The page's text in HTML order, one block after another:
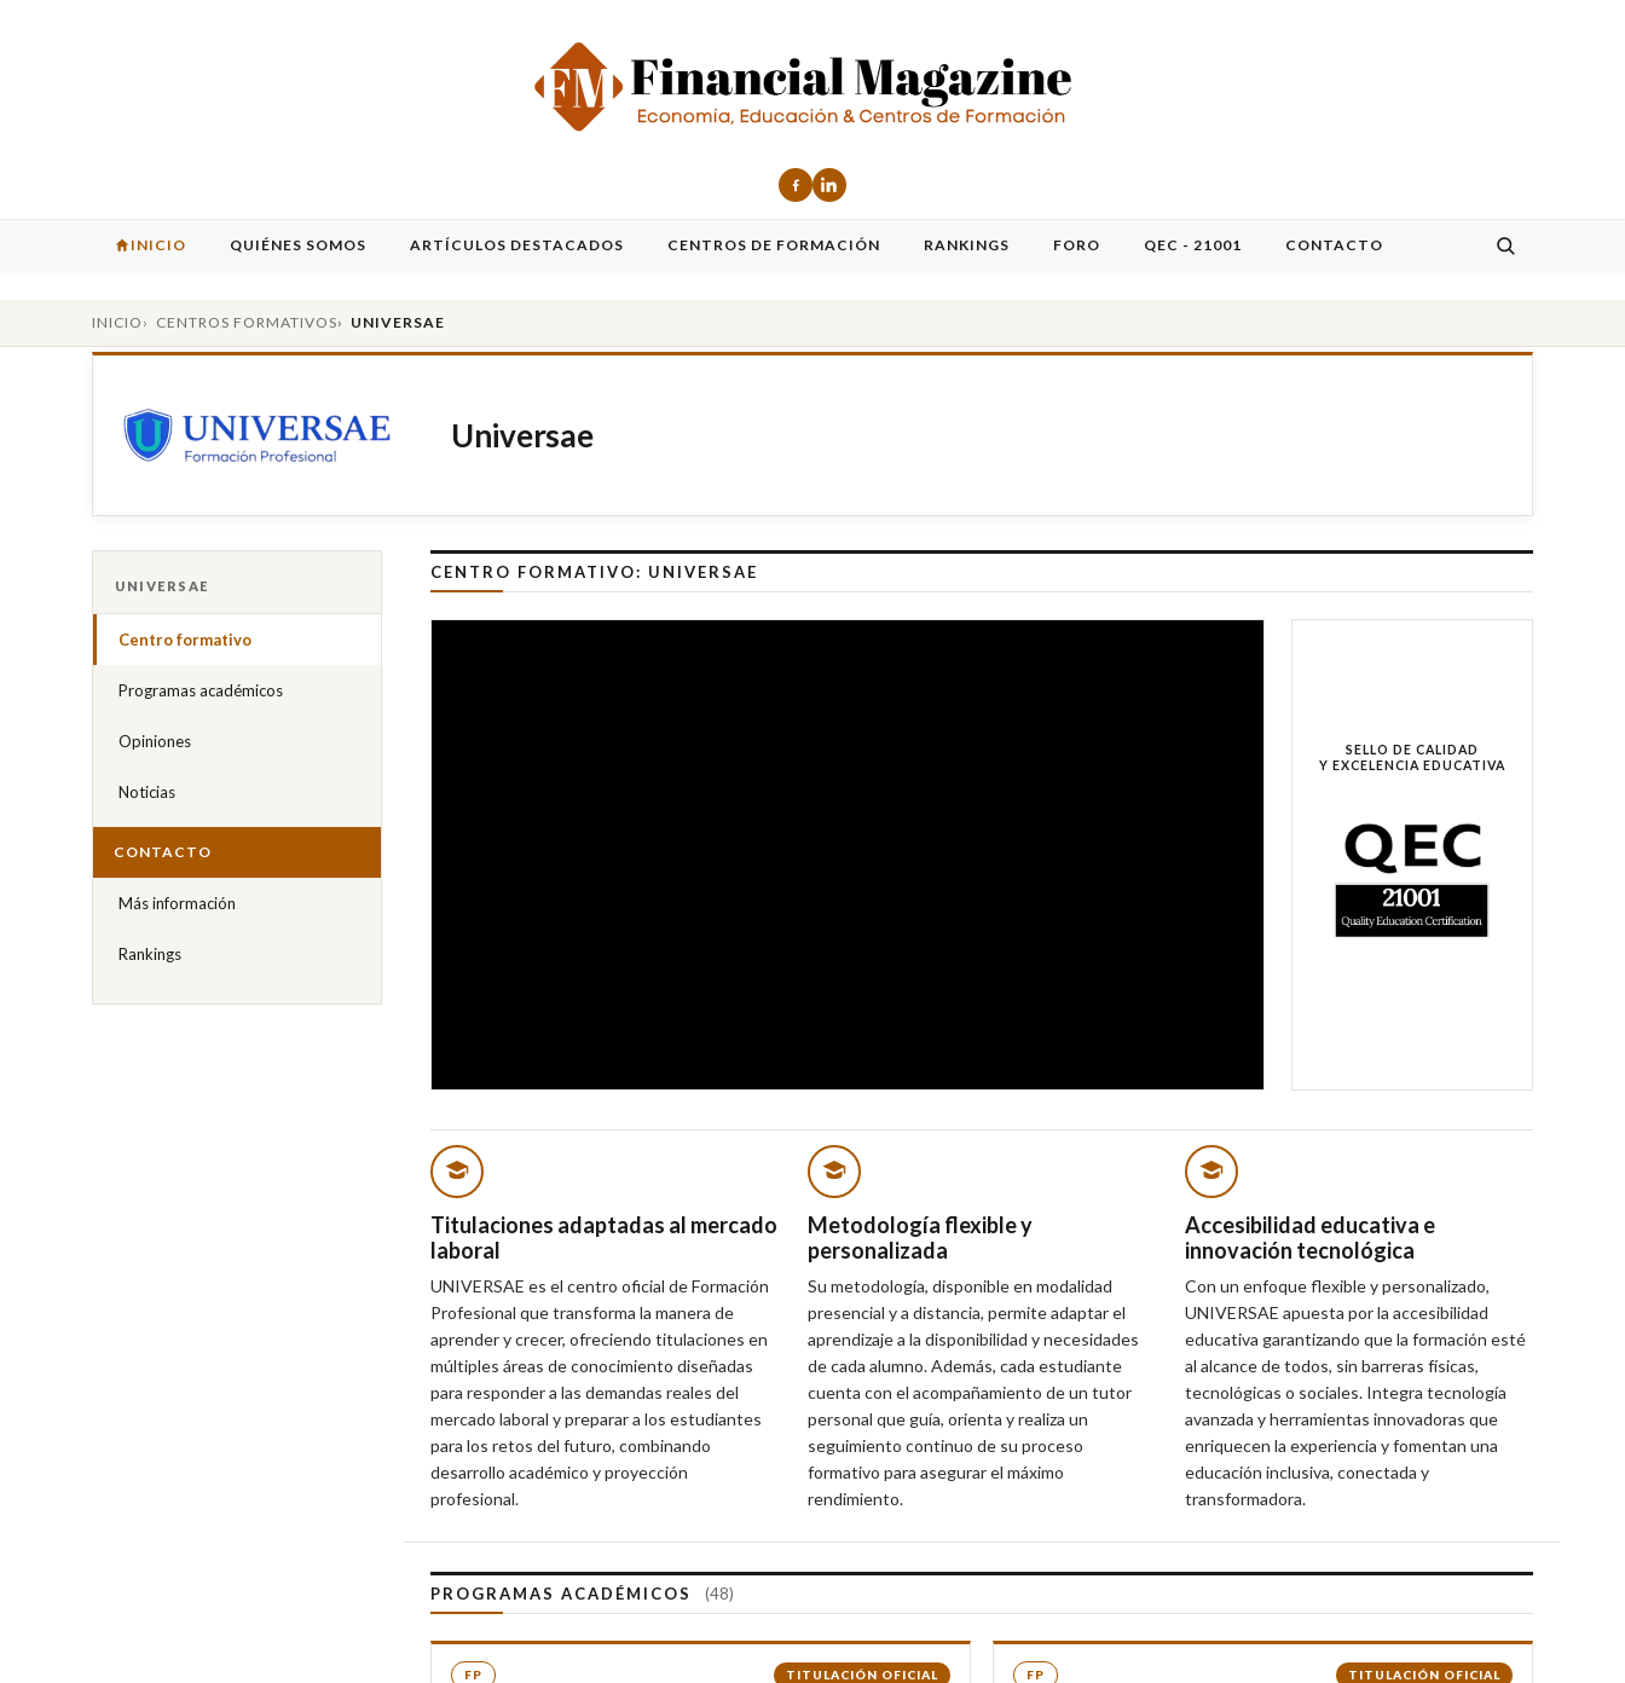
INICIO QUIÉNES SOMOS ARTÍCULOS DESTACADOS CENTROS DE FORMACIÓN RANKINGS FORO QEC - 21001 CONTACTO
INICIO CENTROS FORMATIVOS UNIVERSAE
Universae
UNIVERSAE
Centro formativo
Programas académicos
Opiniones
Noticias
CONTACTO
Más información
Rankings
CENTRO FORMATIVO: UNIVERSAE
SELLO DE CALIDAD
Y EXCELENCIA EDUCATIVA
Titulaciones adaptadas al mercado
laboral
UNIVERSAE es el centro oficial de Formación
Profesional que transforma la manera de
aprender y crecer, ofreciendo titulaciones en
múltiples áreas de conocimiento diseñadas
para responder a las demandas reales del
mercado laboral y preparar a los estudiantes
para los retos del futuro, combinando
desarrollo académico y proyección
profesional.
Metodología flexible y
personalizada
Su metodología, disponible en modalidad
presencial y a distancia, permite adaptar el
aprendizaje a la disponibilidad y necesidades
de cada alumno. Además, cada estudiante
cuenta con el acompañamiento de un tutor
personal que guía, orienta y realiza un
seguimiento continuo de su proceso
formativo para asegurar el máximo
rendimiento.
Accesibilidad educativa e
innovación tecnológica
Con un enfoque flexible y personalizado,
UNIVERSAE apuesta por la accesibilidad
educativa garantizando que la formación esté
al alcance de todos, sin barreras físicas,
tecnológicas o sociales. Integra tecnología
avanzada y herramientas innovadoras que
enriquecen la experiencia y fomentan una
educación inclusiva, conectada y
transformadora.
PROGRAMAS ACADÉMICOS (48)
FP TITULACIÓN OFICIAL FP TITULACIÓN OFICIAL